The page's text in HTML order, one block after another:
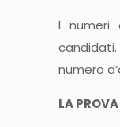
I numeri
numero
LA PROVA